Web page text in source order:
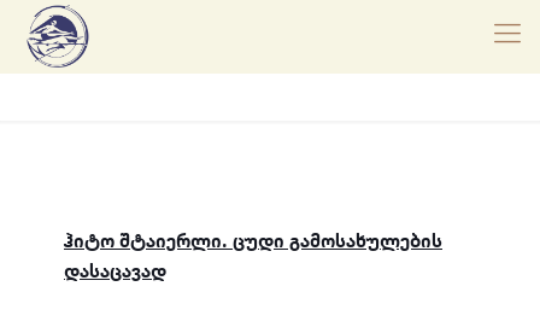
ჰიტო შტაიერლი. ცუდი გამოსახულების
დასაცავად